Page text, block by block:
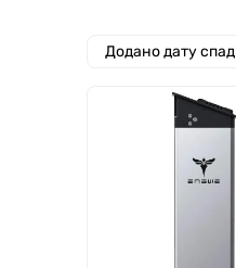
Додано дату спад